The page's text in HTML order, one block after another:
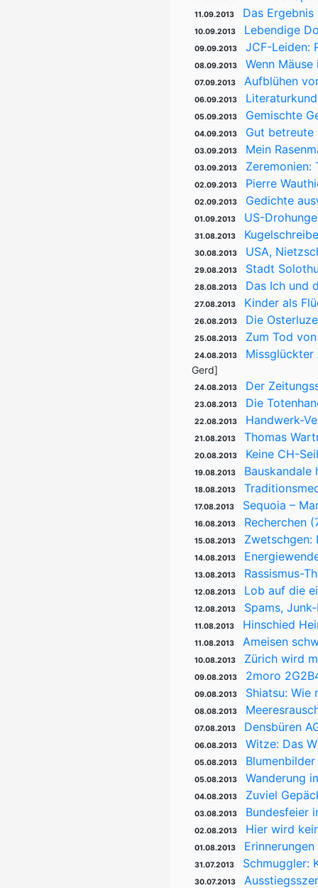
11.09.2013 Das
10.09.2013 Lebendige
09.09.2013 JCF-Leiden:
08.09.2013 Wenn
07.09.2013 Aufblühen
06.09.2013
05.09.2013 Gemischte
04.09.2013 Gut betreute
03.09.2013 Mein
03.09.2013 Zeremonien:
02.09.2013 Pierre
02.09.2013 Gedichte
01.09.2013 US-
31.08.2013
30.08.2013 USA,
29.08.2013 Stadt
28.08.2013 Das Ich und
27.08.2013 Kinder als
26.08.2013 Die
25.08.2013 Zum Tod
24.08.2013 Missglückter
Gerd]
24.08.2013 Der
23.08.2013 Die
22.08.2013 Handwerk-
21.08.2013 Thomas
20.08.2013 Keine CH-
19.08.2013 Bauskandale
18.08.2013
17.08.2013 Sequoia –
16.08.2013 Recherchen
15.08.2013 Zwetschgen:
14.08.2013
13.08.2013 Rassismus-
12.08.2013 Lob auf die
12.08.2013 Spams,
11.08.2013 Hinschied
11.08.2013 Ameisen
10.08.2013 Zürich wird
09.08.2013 2moro
09.08.2013 Shiatsu: Wie
08.08.2013
07.08.2013 Densbüren
06.08.2013 Witze: Das
05.08.2013
05.08.2013 Wanderung
04.08.2013 Zuviel
03.08.2013 Bundesfeier
02.08.2013 Hier wird
01.08.2013
31.07.2013 Schmuggler:
30.07.2013